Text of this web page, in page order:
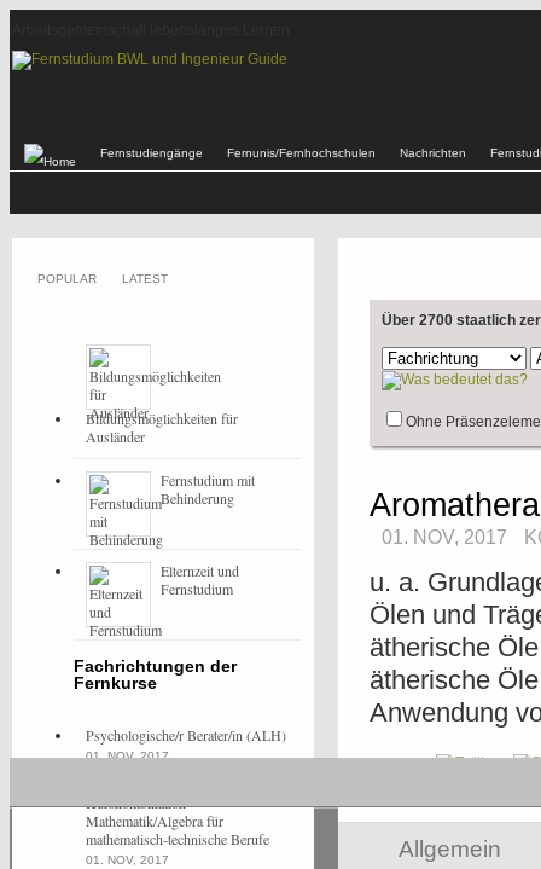
Fernstudiengänge Fernunis/Fernhochschulen Nachrichten
Über 2700 staatlich
Ohne
01. NOV, 2017
u. a.
Ölen und
ätherische
ätherische
Anwendung
Allgemein
POPULAR LATEST
Bildungsmöglichkeiten für
Ausländer
Fernstudium mit
Behinderung
Elternzeit und
Fernstudium
Fachrichtungen der
Fernkurse
Psychologische/r Berater/in (ALH)
01. NOV, 2017
Kurskombination
Mathematik/Algebra für
mathematisch-technische Berufe
01. NOV, 2017